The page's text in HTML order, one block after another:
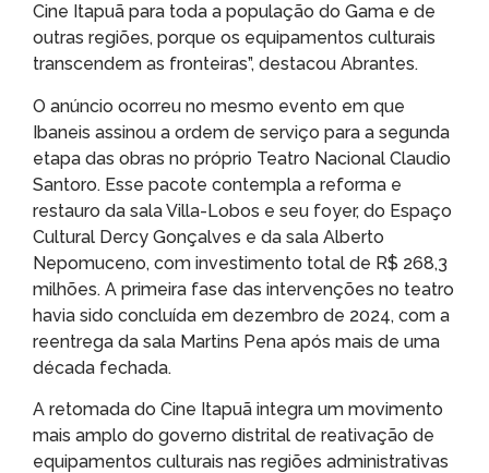
Cine Itapuã para toda a população do Gama e de
outras regiões, porque os equipamentos culturais
transcendem as fronteiras”, destacou Abrantes.
O anúncio ocorreu no mesmo evento em que
Ibaneis assinou a ordem de serviço para a segunda
etapa das obras no próprio Teatro Nacional Claudio
Santoro. Esse pacote contempla a reforma e
restauro da sala Villa-Lobos e seu foyer, do Espaço
Cultural Dercy Gonçalves e da sala Alberto
Nepomuceno, com investimento total de R$ 268,3
milhões. A primeira fase das intervenções no teatro
havia sido concluída em dezembro de 2024, com a
reentrega da sala Martins Pena após mais de uma
década fechada.
A retomada do Cine Itapuã integra um movimento
mais amplo do governo distrital de reativação de
equipamentos culturais nas regiões administrativas